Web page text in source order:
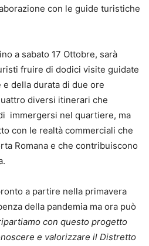
con le guide turistiche
a sabato 17 Ottobre, sarà
fruire di dodici visite guidate
della durata di due ore
diversi itinerari che
immergersi nel quartiere, ma
con le realtà commerciali che
Romana e che contribuiscono
a partire nella primavera
della pandemia ma ora può
con questo progetto
e valorizzare il Distretto